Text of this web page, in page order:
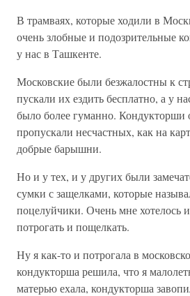
В трамваях, которые ходили в
очень злобные и подозрительные
у нас в Ташкенте.
Московские были безжалостны к
пускали их ездить бесплатно, а у
было более гуманно. Кондукторши
пропускали несчастных, как на
добрые барышни.
Но и у тех, и у других были
сумки с защелками, которые
поцелуйчики. Очень мне хотелось
потрогать и пощелкать.
Ну я как-то и потрогала в
кондукторша решила, что я
матерью ехала, кондукторша